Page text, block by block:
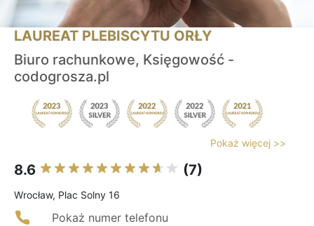
LAUREAT PLEBISCYTU ORŁY
Biuro rachunkowe, Księgowość -
codogrosza.pl
Pokaż więcej >>
8.6 (7)
Wrocław, Plac Solny 16
Pokaż numer telefonu